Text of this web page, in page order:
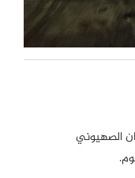
الصهيوني